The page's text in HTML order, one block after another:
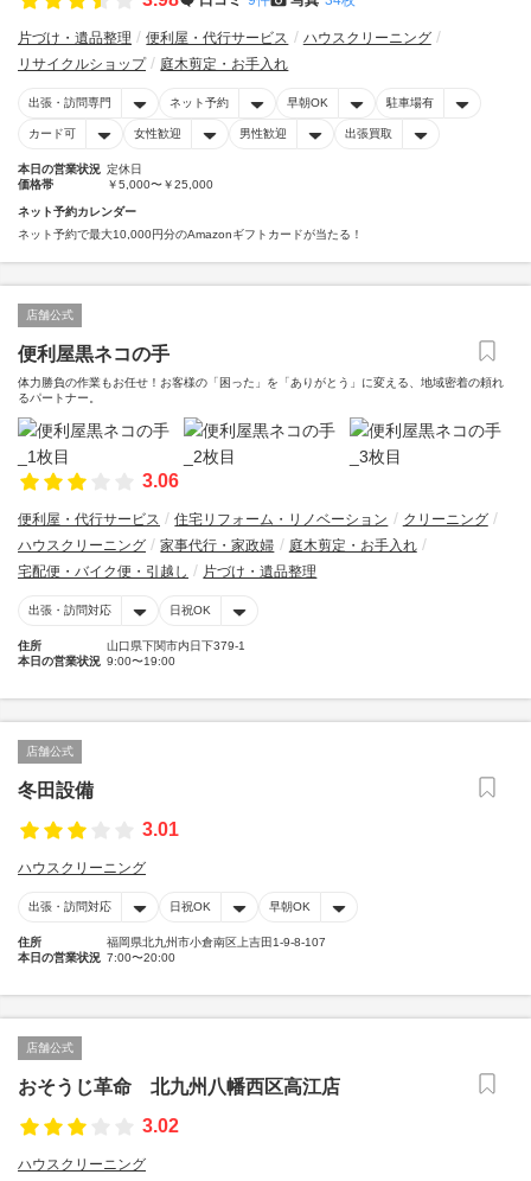
片づけ・遺品整理 便利屋・代行サービス
ハウスクリーニング
リサイクルショップ
庭木剪定・お手入れ
出張・訪問専門 ネット予約 早朝OK 駐車場有
カード可 女性歓迎 男性歓迎 出張買取
本日の営業状況 定休日
価格帯
￥5,000〜￥25,000
ネット予約カレンダー
ネット予約で最大10,000円分のAmazonギフトカードが当たる！
店舗公式
便利屋黒ネコの手
体力勝負の作業もお任せ！お客様の「困った」を「ありがとう」に変える、地域密着の頼れ
るパートナー。
3.06
便利屋・代行サービス 住宅リフォーム・リノベーション
クリーニング
ハウスクリーニング
家事代行・家政婦
庭木剪定・お手入れ
宅配便・バイク便・引越し
片づけ・遺品整理
出張・訪問対応 日祝OK
住所
山口県下関市内日下379-1
本日の営業状況 9:00〜19:00
店舗公式
冬田設備
3.01
ハウスクリーニング
出張・訪問対応 日祝OK 早朝OK
住所
福岡県北九州市小倉南区上吉田1-9-8-107
本日の営業状況 7:00〜20:00
店舗公式
おそうじ革命 北九州八幡西区高江店
3.02
ハウスクリーニング